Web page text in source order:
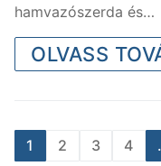
hamvazószerda és…
OLVASS
Bejegyzések
1 2 3 4